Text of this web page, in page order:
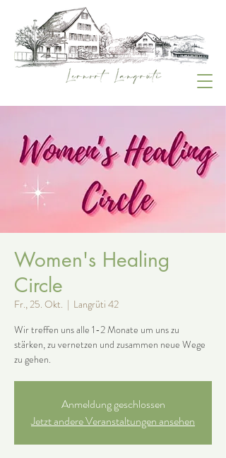
Women's Healing
Circle
Fr., 25. Okt.
  |
Langrüti 42
Wir treffen uns alle 1-2 Monate um uns zu
stärken, zu vernetzen und zusammen neue Wege
zu gehen.
Anmeldung geschlossen
Jetzt andere Veranstaltungen ansehen